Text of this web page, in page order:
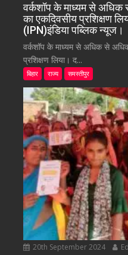
वर्कशॉप के माध्यम से
का एकदिवसीय प्रशिक्षण
(IPN)इंडिया पब्लिक न्यूज।
वर्कशॉप के माध्यम से अधिक से
प्रशिक्षण लिया। द...
बिहार राज्य समस्तीपुर
20th September 2024